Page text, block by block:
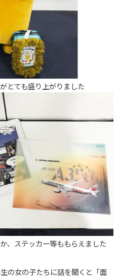
とても盛り上がりました
、ステッカー等ももらえました
の女の子たちに話を聞くと「面